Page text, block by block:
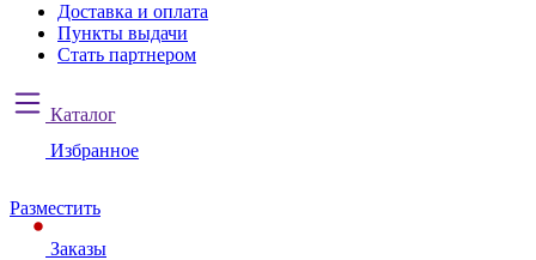
Доставка и оплата
Пункты выдачи
Стать партнером
Каталог
Избранное
Разместить
Заказы